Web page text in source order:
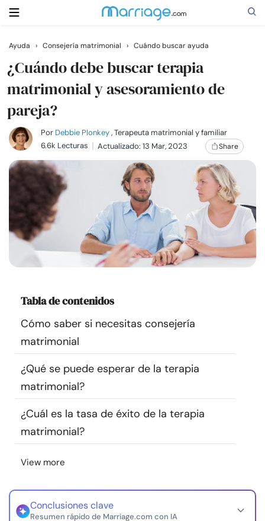
Buscar
Casarse
Relaciones
Familia
Ayuda
Cursos
Encuentra un terapeuta
Idioma
Sobre nosotros Contáctanos
nosotros
© Copyright 2026. Todos los derechos reservados.
Ayuda › Consejería matrimonial › Cuándo buscar ayuda
¿Cuándo debe buscar terapia
matrimonial y asesoramiento de
pareja?
Por Debbie Plonkey, Terapeuta matrimonial y familiar
6.6k Lecturas
Actualizado: 13 Mar, 2023 Share
Tabla de contenidos
Cómo saber si necesitas consejería
matrimonial
¿Qué se puede esperar de la terapia
matrimonial?
¿Cuál es la tasa de éxito de la terapia
matrimonial?
View more
Conclusiones clave
Resumen rápido de Marriage.com con IA